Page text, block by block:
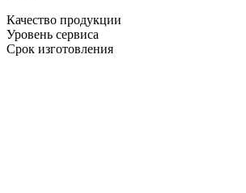
Качество продукции
Уровень сервиса
Срок изготовления